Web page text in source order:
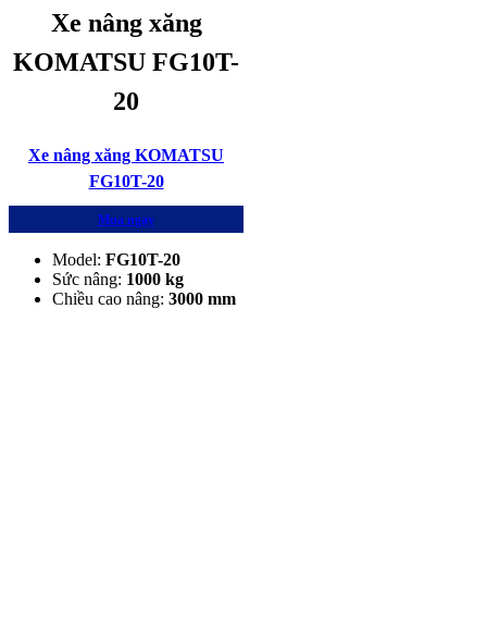
Xe nâng xăng
KOMATSU FG10T-
20
Xe nâng xăng KOMATSU
FG10T-20
Mua ngay
Model: FG10T-20
Sức nâng: 1000 kg
Chiều cao nâng: 3000 mm